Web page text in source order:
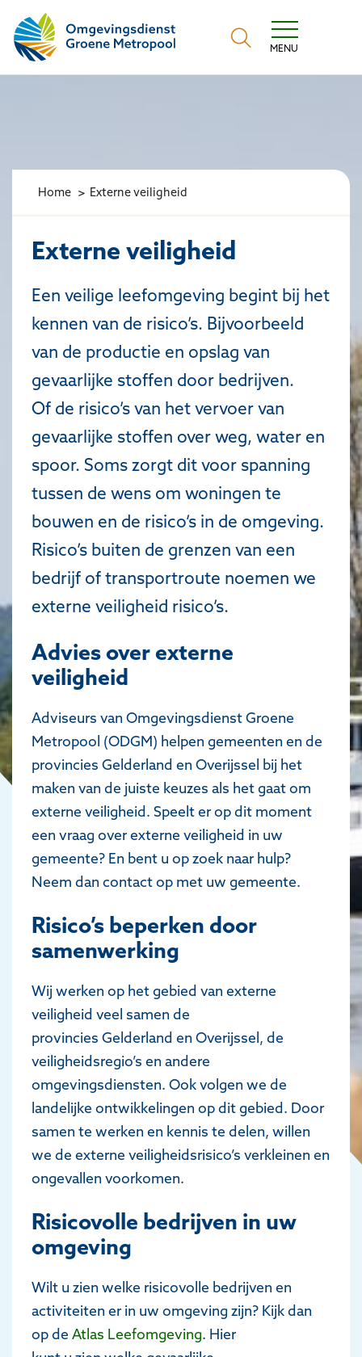
Omgevingsdienst Groene Metropool
MENU
Home Externe veiligheid
Externe veiligheid
Een veilige leefomgeving begint bij het
kennen van de risico’s. Bijvoorbeeld
van de productie en opslag van
gevaarlijke stoffen door bedrijven.
Of de risico’s van het vervoer van
gevaarlijke stoffen over weg, water en
spoor. Soms zorgt dit voor spanning
tussen de wens om woningen te
bouwen en de risico’s in de omgeving.
Risico’s buiten de grenzen van een
bedrijf of transportroute noemen we
externe veiligheid risico’s.
Advies over externe
veiligheid
Adviseurs van Omgevingsdienst Groene
Metropool (ODGM) helpen gemeenten en de
provincies Gelderland en Overijssel bij het
maken van de juiste keuzes als het gaat om
externe veiligheid. Speelt er op dit moment
een vraag over externe veiligheid in uw
gemeente? En bent u op zoek naar hulp?
Neem dan contact op met uw gemeente.
Risico’s beperken door
samenwerking
Wij werken op het gebied van externe
veiligheid veel samen de
provincies Gelderland en Overijssel, de
veiligheidsregio’s en andere
omgevingsdiensten. Ook volgen we de
landelijke ontwikkelingen op dit gebied. Door
samen te werken en kennis te delen, willen
we de externe veiligheidsrisico’s verkleinen en
ongevallen voorkomen.
Risicovolle bedrijven in uw
omgeving
Wilt u zien welke risicovolle bedrijven en
activiteiten er in uw omgeving zijn? Kijk dan
op de Atlas Leefomgeving. Hier